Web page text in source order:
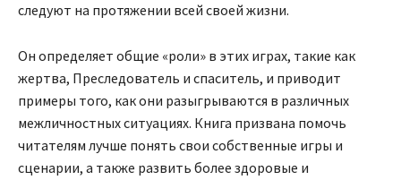
следуют на протяжении всей своей жизни.
Он определяет общие «роли» в этих играх, такие как
жертва, Преследователь и спаситель, и приводит
примеры того, как они разыгрываются в различных
межличностных ситуациях. Книга призвана помочь
читателям лучше понять свои собственные игры и
сценарии, а также развить более здоровые и